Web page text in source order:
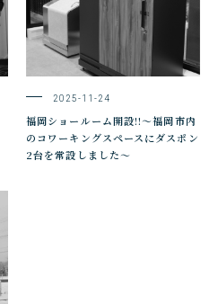
2025-11-24
福岡ショールーム開設!!～福岡市内
のコワーキングスペースにダスポン
2台を常設しました～